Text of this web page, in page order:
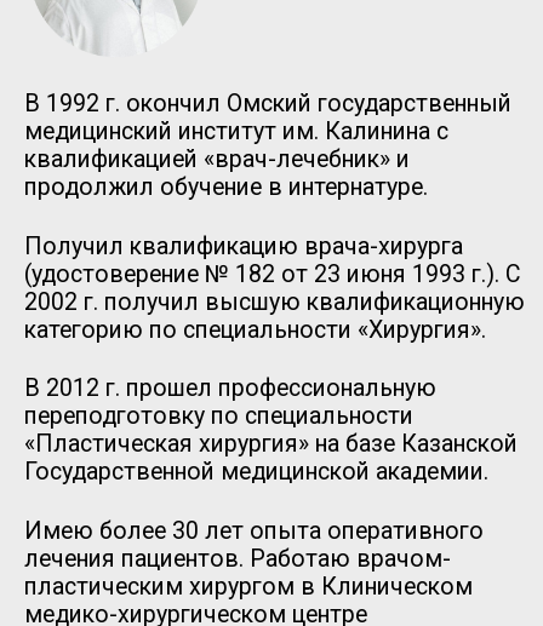
Дипломы и
сертификаты
Блог врача
Статьи о пластической хирургии в